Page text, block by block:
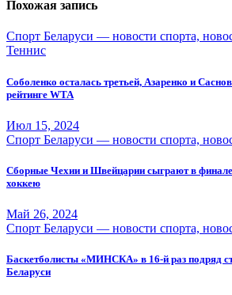
Похожая запись
Спорт Беларуси — новости спорта,
Теннис
Соболенко осталась третьей, Азаренко и
рейтинге WTA
Июл 15, 2024
Спорт Беларуси — новости спорта,
Сборные Чехии и Швейцарии сыграют в
хоккею
Май 26, 2024
Спорт Беларуси — новости спорта,
Баскетболисты «МИНСКА» в 16-й раз подряд
Беларуси